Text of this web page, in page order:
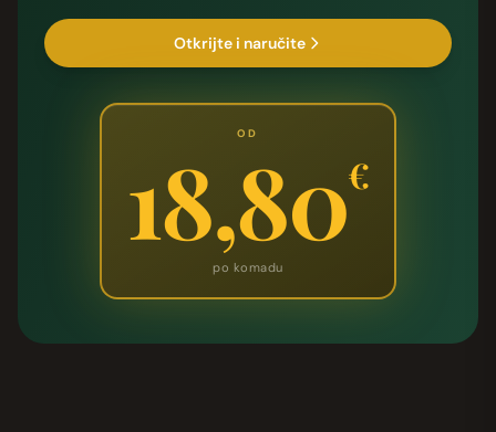
Otkrijte i naručite
OD
18,80€
po komadu